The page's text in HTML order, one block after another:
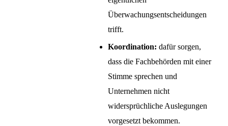
Überwachungsentscheidungen
trifft.
Koordination: dafür sorgen,
dass die Fachbehörden mit einer
Stimme sprechen und
Unternehmen nicht
widersprüchliche Auslegungen
vorgesetzt bekommen.